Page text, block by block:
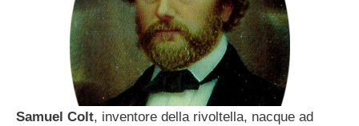
Samuel Colt, inventore della rivoltella, nacque ad